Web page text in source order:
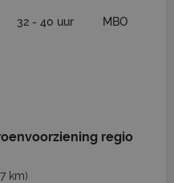
32 - 40 uur
MBO
regio
km)